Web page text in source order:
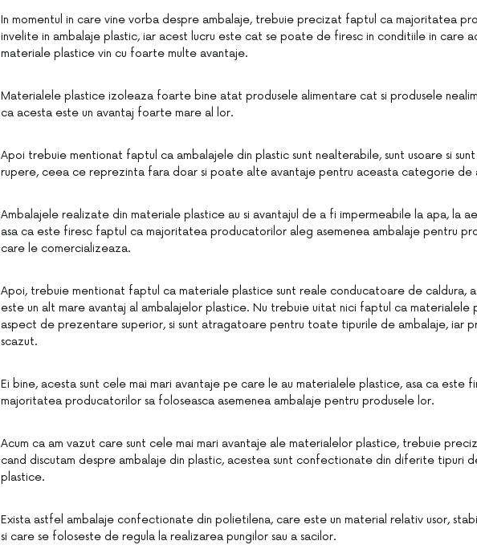
In momentul in care vine vorba despre ambalaje, trebuie precizat faptul ca majoritatea
invelite in ambalaje plastic, iar acest lucru este cat se poate de firesc in conditiile in care
materiale plastice vin cu foarte multe avantaje.
Materialele plastice izoleaza foarte bine atat produsele alimentare cat si produsele
ca acesta este un avantaj foarte mare al lor.
Apoi trebuie mentionat faptul ca ambalajele din plastic sunt nealterabile, sunt usoare si
rupere, ceea ce reprezinta fara doar si poate alte avantaje pentru aceasta categorie de
Ambalajele realizate din materiale plastice au si avantajul de a fi impermeabile la apa, la
asa ca este firesc faptul ca majoritatea producatorilor aleg asemenea ambalaje pentru
care le comercializeaza.
Apoi, trebuie mentionat faptul ca materiale plastice sunt reale conducatoare de caldura,
este un alt mare avantaj al ambalajelor plastice. Nu trebuie uitat nici faptul ca materialele
aspect de prezentare superior, si sunt atragatoare pentru toate tipurile de ambalaje, iar
scazut.
Ei bine, acesta sunt cele mai mari avantaje pe care le au materialele plastice, asa ca este
majoritatea producatorilor sa foloseasca asemenea ambalaje pentru produsele lor.
Acum ca am vazut care sunt cele mai mari avantaje ale materialelor plastice, trebuie
cand discutam despre ambalaje din plastic, acestea sunt confectionate din diferite tipuri
plastice.
Exista astfel ambalaje confectionate din polietilena, care este un material relativ usor,
si care se foloseste de regula la realizarea pungilor sau a sacilor.